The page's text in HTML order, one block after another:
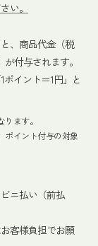
い。
、商品代金（税
付与されます。
イント＝1円」と
ます。
ポイント付与の対象
ニ払い（前払
客様負担でお願